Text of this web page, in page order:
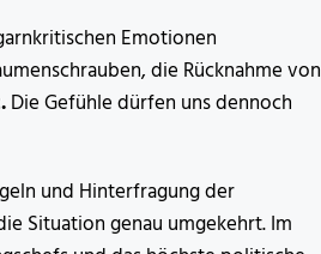
Emotionen
die Rücknahme von
Die Gefühle dürfen uns dennoch
und Hinterfragung der
Situation genau umgekehrt. Im